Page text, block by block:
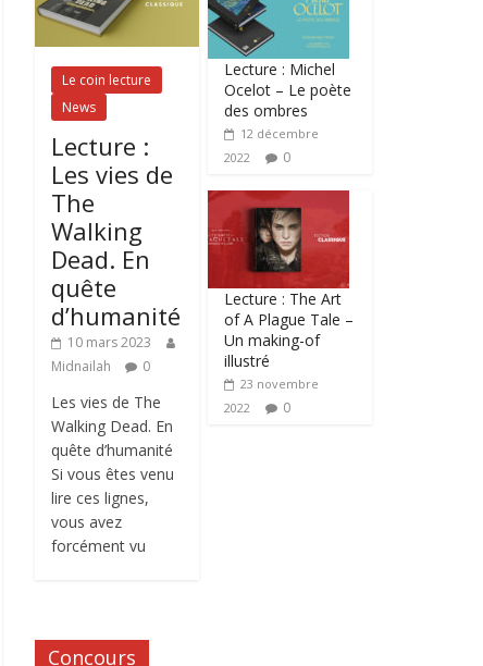
Le coin lecture
News
Lecture :
Les vies de
The
Walking
Dead. En
quête
d’humanité
10 mars 2023
Midnailah
0
Les vies de The
Walking Dead. En
quête d’humanité
Si vous êtes venu
lire ces lignes,
vous avez
forcément vu
Lecture : Michel
Ocelot – Le poète
des ombres
12 décembre
2022
0
Lecture : The Art
of A Plague Tale –
Un making-of
illustré
23 novembre
2022
0
Concours